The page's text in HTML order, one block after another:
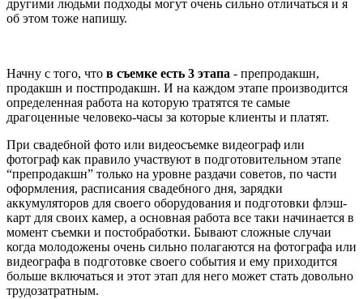
другими людьми подходы могут очень сильно отличаться и я
об этом тоже напишу.
Начну с того, что в съемке есть 3 этапа - препродакшн,
продакшн и постпродакшн. И на каждом этапе производится
определенная работа на которую тратятся те самые
драгоценные человеко-часы за которые клиенты и платят.
При свадебной фото или видеосъемке видеограф или
фотограф как правило участвуют в подготовительном этапе
“препродакшн” только на уровне раздачи советов, по части
оформления, расписания свадебного дня, зарядки
аккумуляторов для своего оборудования и подготовки флэш-
карт для своих камер, а основная работа все таки начинается в
момент съемки и постобработки. Бывают сложные случаи
когда молодожены очень сильно полагаются на фотографа или
видеографа в подготовке своего события и ему приходится
больше включаться и этот этап для него может стать довольно
трудозатратным.